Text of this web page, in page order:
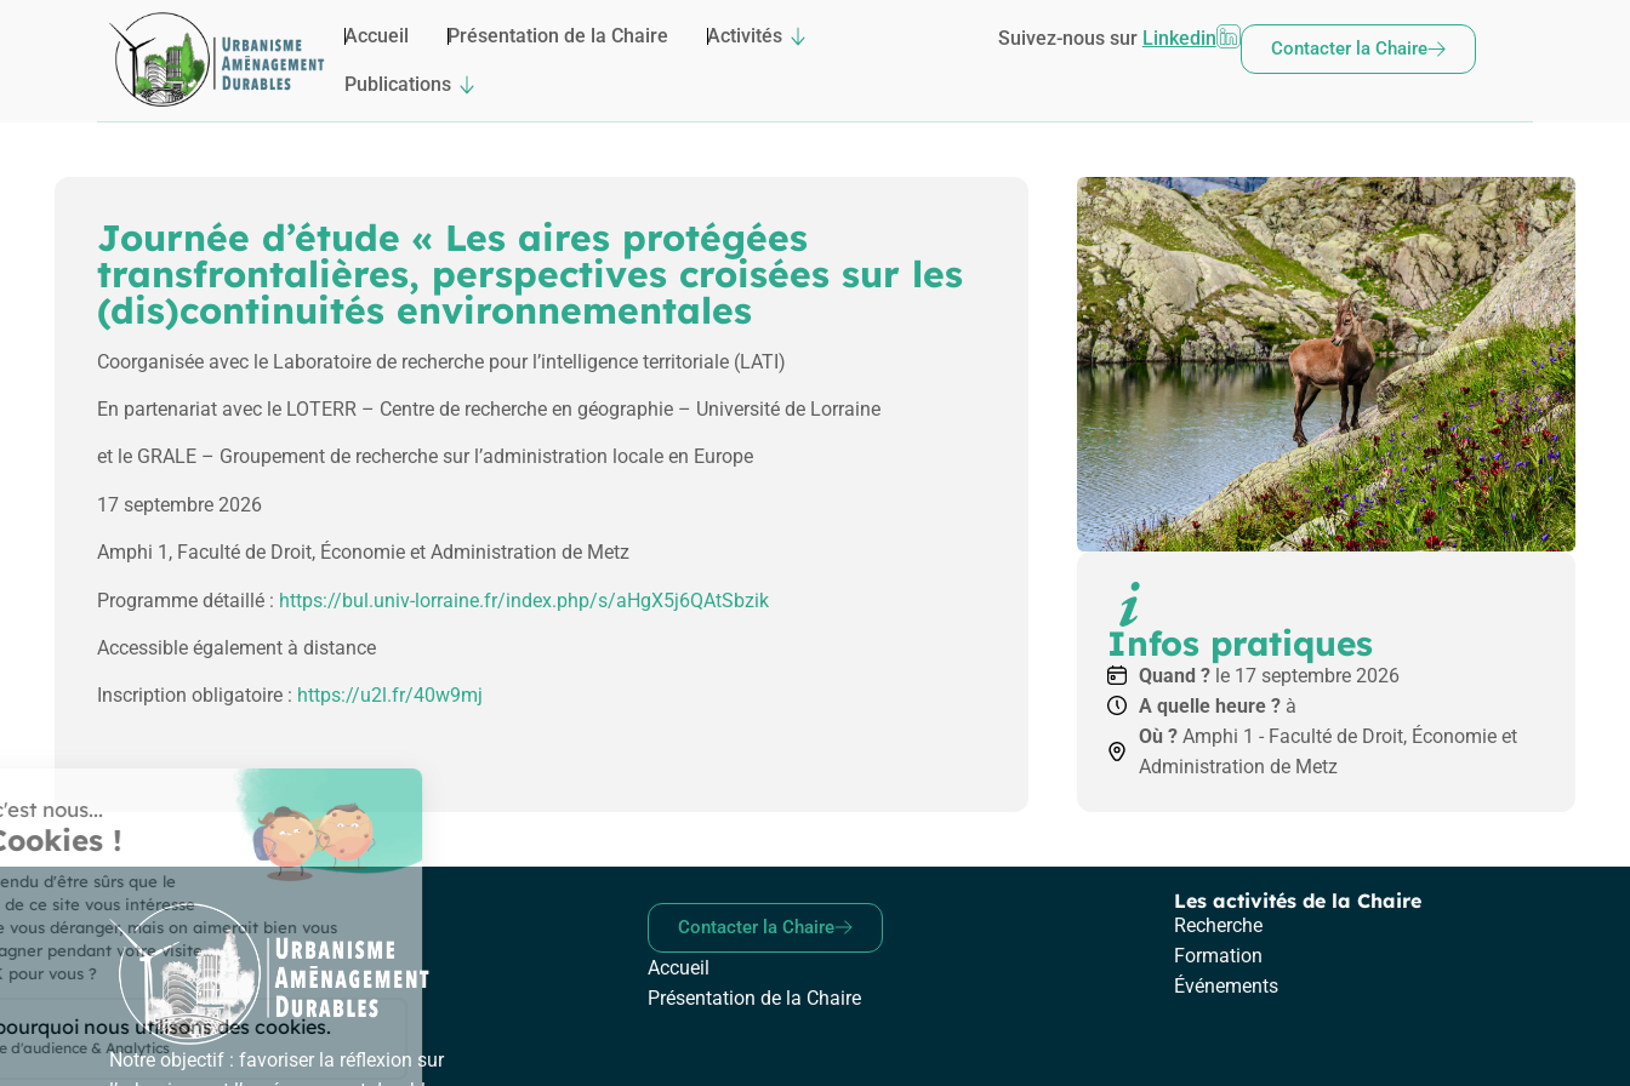
Accueil Présentation de la Chaire Activités
Publications
Suivez-nous sur Linkedin Contacter la Chaire
Journée d’étude « Les aires protégées
transfrontalières, perspectives croisées sur les
(dis)continuités environnementales
Coorganisée avec le Laboratoire de recherche pour l’intelligence territoriale (LATI)
En partenariat avec le LOTERR – Centre de recherche en géographie – Université de Lorraine
et le GRALE – Groupement de recherche sur l’administration locale en Europe
17 septembre 2026
Amphi 1, Faculté de Droit, Économie et Administration de Metz
Programme détaillé : https://bul.univ-lorraine.fr/index.php/s/aHgX5j6QAtSbzik
Accessible également à distance
Inscription obligatoire : https://u2l.fr/40w9mj
Infos pratiques
Quand ?le 17 septembre 2026
A quelle heure ?à
Où ?Amphi 1 - Faculté de Droit, Économie et
Administration de Metz
Notre objectif : favoriser la réflexion sur
Contacter la Chaire
Accueil
Présentation de la Chaire
Les activités de la Chaire
Recherche
Formation
Événements